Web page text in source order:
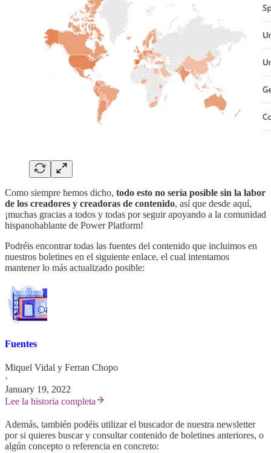
Como siempre hemos dicho, todo esto no sería posible sin la labor
de los creadores y creadoras de contenido, así que desde aquí,
¡muchas gracias a todos y todas por seguir apoyando a la comunidad
hispanohablante de Power Platform!
Podréis encontrar todas las fuentes del contenido que incluimos en
nuestros boletines en el siguiente enlace, el cual intentamos
mantener lo más actualizado posible:
Fuentes
Miquel Vidal y Ferran Chopo
·
January 19, 2022
Lee la historia completa
Además, también podéis utilizar el buscador de nuestra newsletter
por si quieres buscar y consultar contenido de boletines anteriores, o
algún concepto o referencia en concreto: